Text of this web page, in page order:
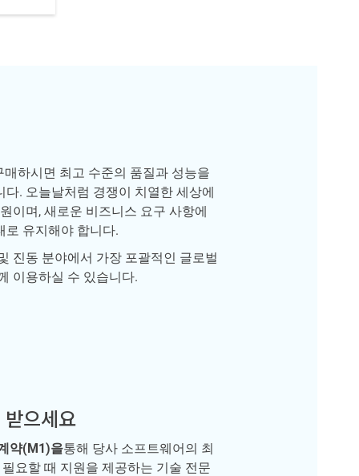
하시면 최고 수준의 품질과 성능을
. 오늘날처럼 경쟁이 치열한 세상에
이며, 새로운 비즈니스 요구 사항에
로 유지해야 합니다.
진동 분야에서 가장 포괄적인 글로벌
이용하실 수 있습니다.
으세요
약(M1)을통해 당사 소프트웨어의 최
요할 때 지원을 제공하는 기술 전문